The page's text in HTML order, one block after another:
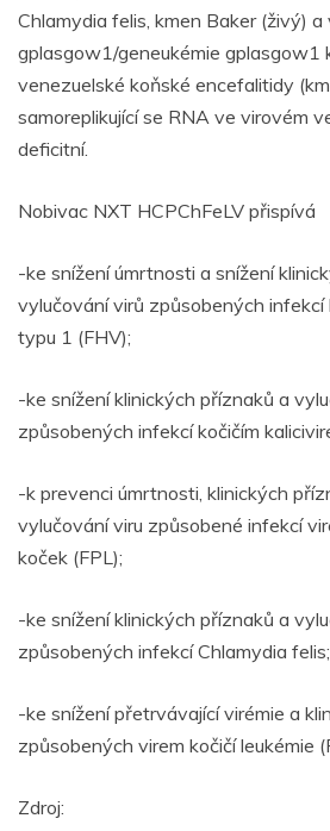
Chlamydia felis, kmen Baker (živý) a
gplasgow1/geneukémie gplasgow1
venezuelské koňské encefalitidy
samoreplikující se RNA ve virovém
deficitní.
Nobivac NXT HCPChFeLV přispívá
-ke snížení úmrtnosti a snížení
vylučování virů způsobených infekcí
typu 1 (FHV);
-ke snížení klinických příznaků a
způsobených infekcí kočičím
-k prevenci úmrtnosti, klinických
vylučování viru způsobené infekcí
koček (FPL);
-ke snížení klinických příznaků a
způsobených infekcí Chlamydia felis;
-ke snížení přetrvávající virémie a
způsobených virem kočičí leukémie
Zdroj: